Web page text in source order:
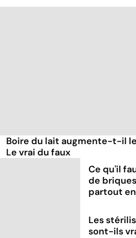
Boire du lait augmente-t-il
Le vrai du faux
Ce qu'il
de
partout
Les
sont-ils